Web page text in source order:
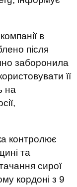
в
після
заборонила
її
на
контролює
та
сирої
кордоні з 9